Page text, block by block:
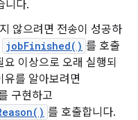
니다.
않으려면 전송이 성공하
jobFinished() 를 호출
이상으로 오래 실행되
유를 알아보려면
구현하고
를 호출합니다.